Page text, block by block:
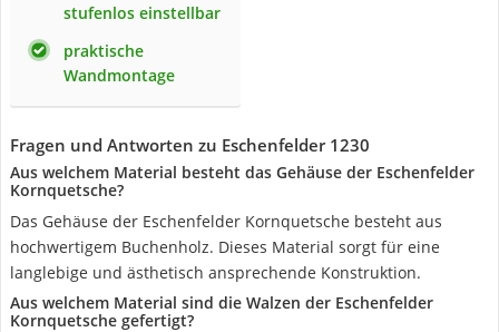
stufenlos einstellbar
praktische
Wandmontage
Fragen und Antworten zu Eschenfelder 1230
Aus welchem Material besteht das Gehäuse der Eschenfelder
Kornquetsche?
Das Gehäuse der Eschenfelder Kornquetsche besteht aus
hochwertigem Buchenholz. Dieses Material sorgt für eine
langlebige und ästhetisch ansprechende Konstruktion.
Aus welchem Material sind die Walzen der Eschenfelder
Kornquetsche gefertigt?